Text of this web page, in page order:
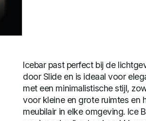
Icebar past perfect bij de
door Slide en is ideaal voor
met een minimalistische stijl,
voor kleine en grote ruimtes en
meubilair in elke omgeving. Ice